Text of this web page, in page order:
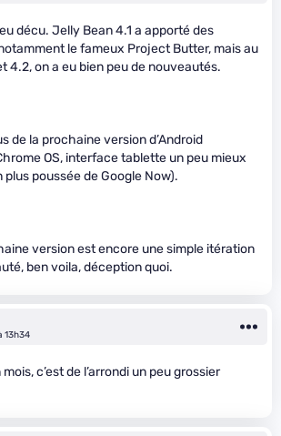
décu. Jelly Bean 4.1 a apporté des
le fameux Project Butter, mais au
4.2, on a eu bien peu de nouveautés.
de la prochaine version d’Android
OS, interface tablette un peu mieux
poussée de Google Now).
version est encore une simple itération
ben voila, déception quoi.
13h34
c’est de l’arrondi un peu grossier